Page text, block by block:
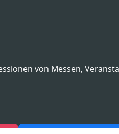
von Messen,